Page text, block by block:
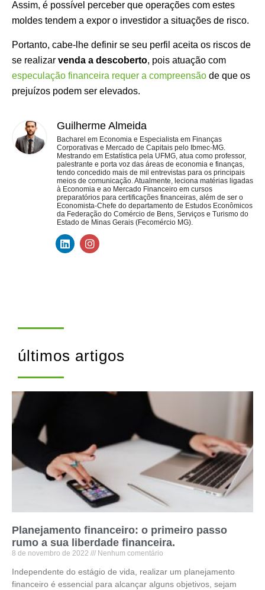
últimos artigos
Planejamento financeiro: o primeiro passo
rumo a sua liberdade financeira.
8 de novembro de 2022 Nenhum comentário
Independente do estágio de vida, realizar um planejamento
financeiro é essencial para alcançar alguns objetivos, sejam
Assim, é possível perceber que operações com estes
moldes tendem a expor o investidor a situações de risco.
Portanto, cabe-lhe definir se seu perfil aceita os riscos de
se realizar venda a descoberto, pois atuação com
especulação financeira requer a compreensão de que os
prejuízos podem ser elevados.
Guilherme Almeida
Bacharel em Economia e Especialista em Finanças
Corporativas e Mercado de Capitais pelo Ibmec-MG.
Mestrando em Estatística pela UFMG, atua como professor,
palestrante e porta voz das áreas de economia e finanças,
tendo concedido mais de mil entrevistas para os principais
meios de comunicação. Atualmente, leciona matérias ligadas
à Economia e ao Mercado Financeiro em cursos
preparatórios para certificações financeiras, além de ser o
Economista-Chefe do departamento de Estudos Econômicos
da Federação do Comércio de Bens, Serviços e Turismo do
Estado de Minas Gerais (Fecomércio MG).